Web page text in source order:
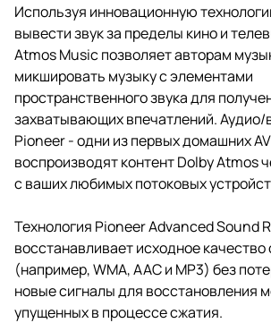
Используя инновационную
вывести звук за пределы кино и
Atmos Music позволяет авторам
микшировать музыку с элементами
пространственного звука для
захватывающих впечатлений.
Pioneer - одни из первых домашних
воспроизводят контент Dolby Atmos
с ваших любимых потоковых
Технология Pioneer Advanced Sound
восстанавливает исходное качество
(например, WMA, AAC и MP3) без
новые сигналы для восстановления
упущенных в процессе сжатия.